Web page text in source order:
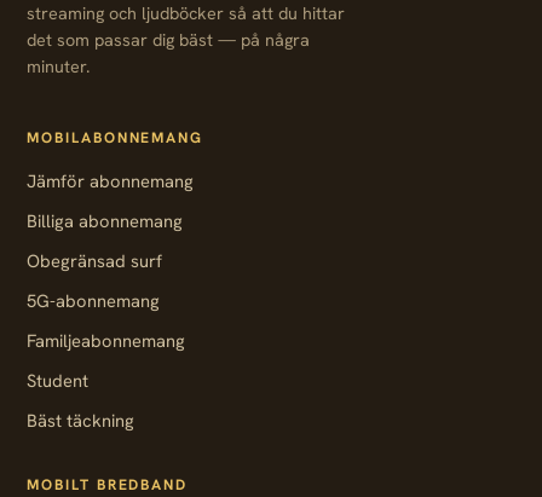
streaming och ljudböcker så att du hittar
det som passar dig bäst — på några
minuter.
MOBILABONNEMANG
Jämför abonnemang
Billiga abonnemang
Obegränsad surf
5G-abonnemang
Familjeabonnemang
Student
Bäst täckning
MOBILT BREDBAND